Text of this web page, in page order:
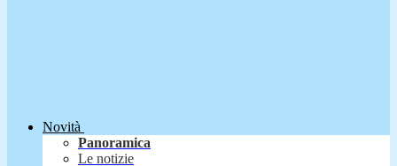
Novità
Panoramica
Le notizie